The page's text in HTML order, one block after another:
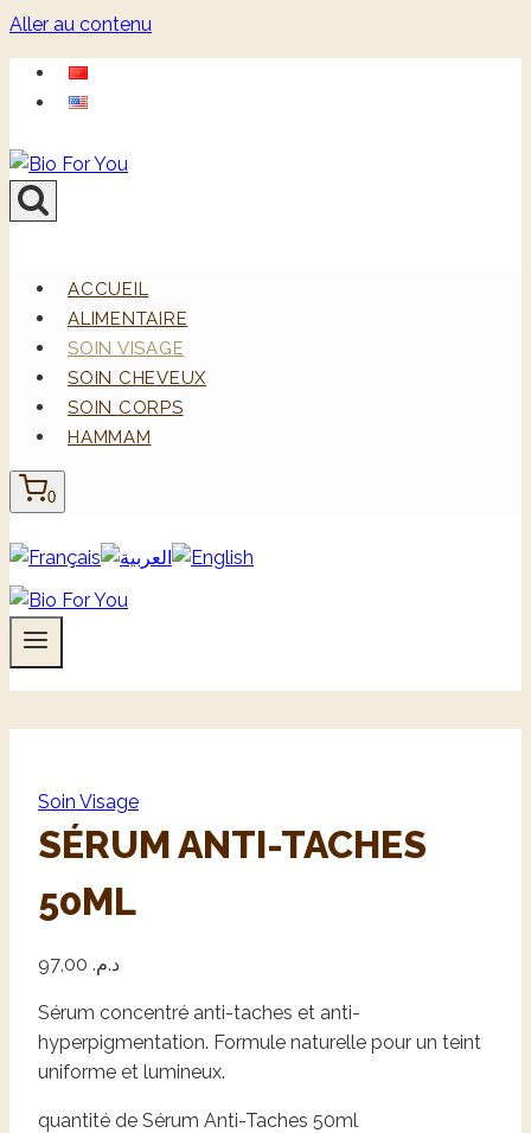
Aller au contenu
ACCUEIL
ALIMENTAIRE
SOIN VISAGE
SOIN CHEVEUX
SOIN CORPS
HAMMAM
0
Soin Visage
SÉRUM ANTI-TACHES
50ML
د.م.
Sérum concentré anti-taches et anti-
hyperpigmentation. Formule naturelle pour un teint
uniforme et lumineux.
quantité de Sérum Anti-Taches 50ml